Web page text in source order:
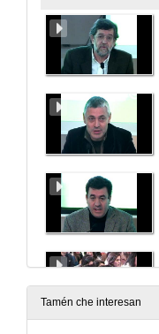
Tamén che interesan